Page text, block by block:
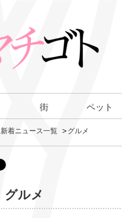
街 ペット
新着ニュース一覧 グルメ
グルメ